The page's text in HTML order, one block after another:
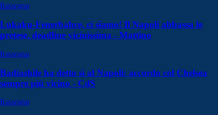
Rassegna
Lukaku-Fenerbahce, ci siamo! Il Napoli abbassa le
pretese, deadline vicinissima - Mattino
Rassegna
Badiashile ha detto sì al Napoli: accordo col Chelsea
sempre più vicino - CdS
Rassegna